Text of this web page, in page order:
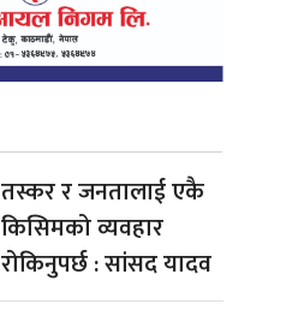
तस्कर र जनतालाई एकै
किसिमको व्यवहार
रोकिनुपर्छ : सांसद यादव